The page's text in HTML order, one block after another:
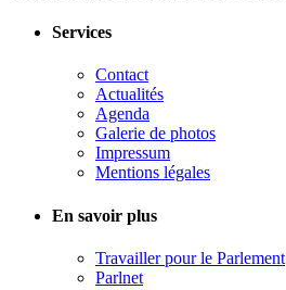
Services
Contact
Actualités
Agenda
Galerie de photos
Impressum
Mentions légales
En savoir plus
Travailler pour le Parlement
Parlnet